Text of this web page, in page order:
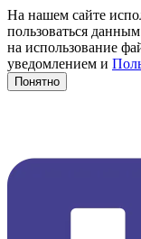
На нашем сайте
пользоваться
на использование
уведомлением и
Понятно